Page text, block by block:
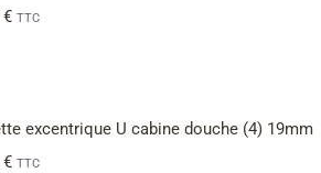
€ TTC
excentrique U cabine douche (4) 19mm
€ TTC